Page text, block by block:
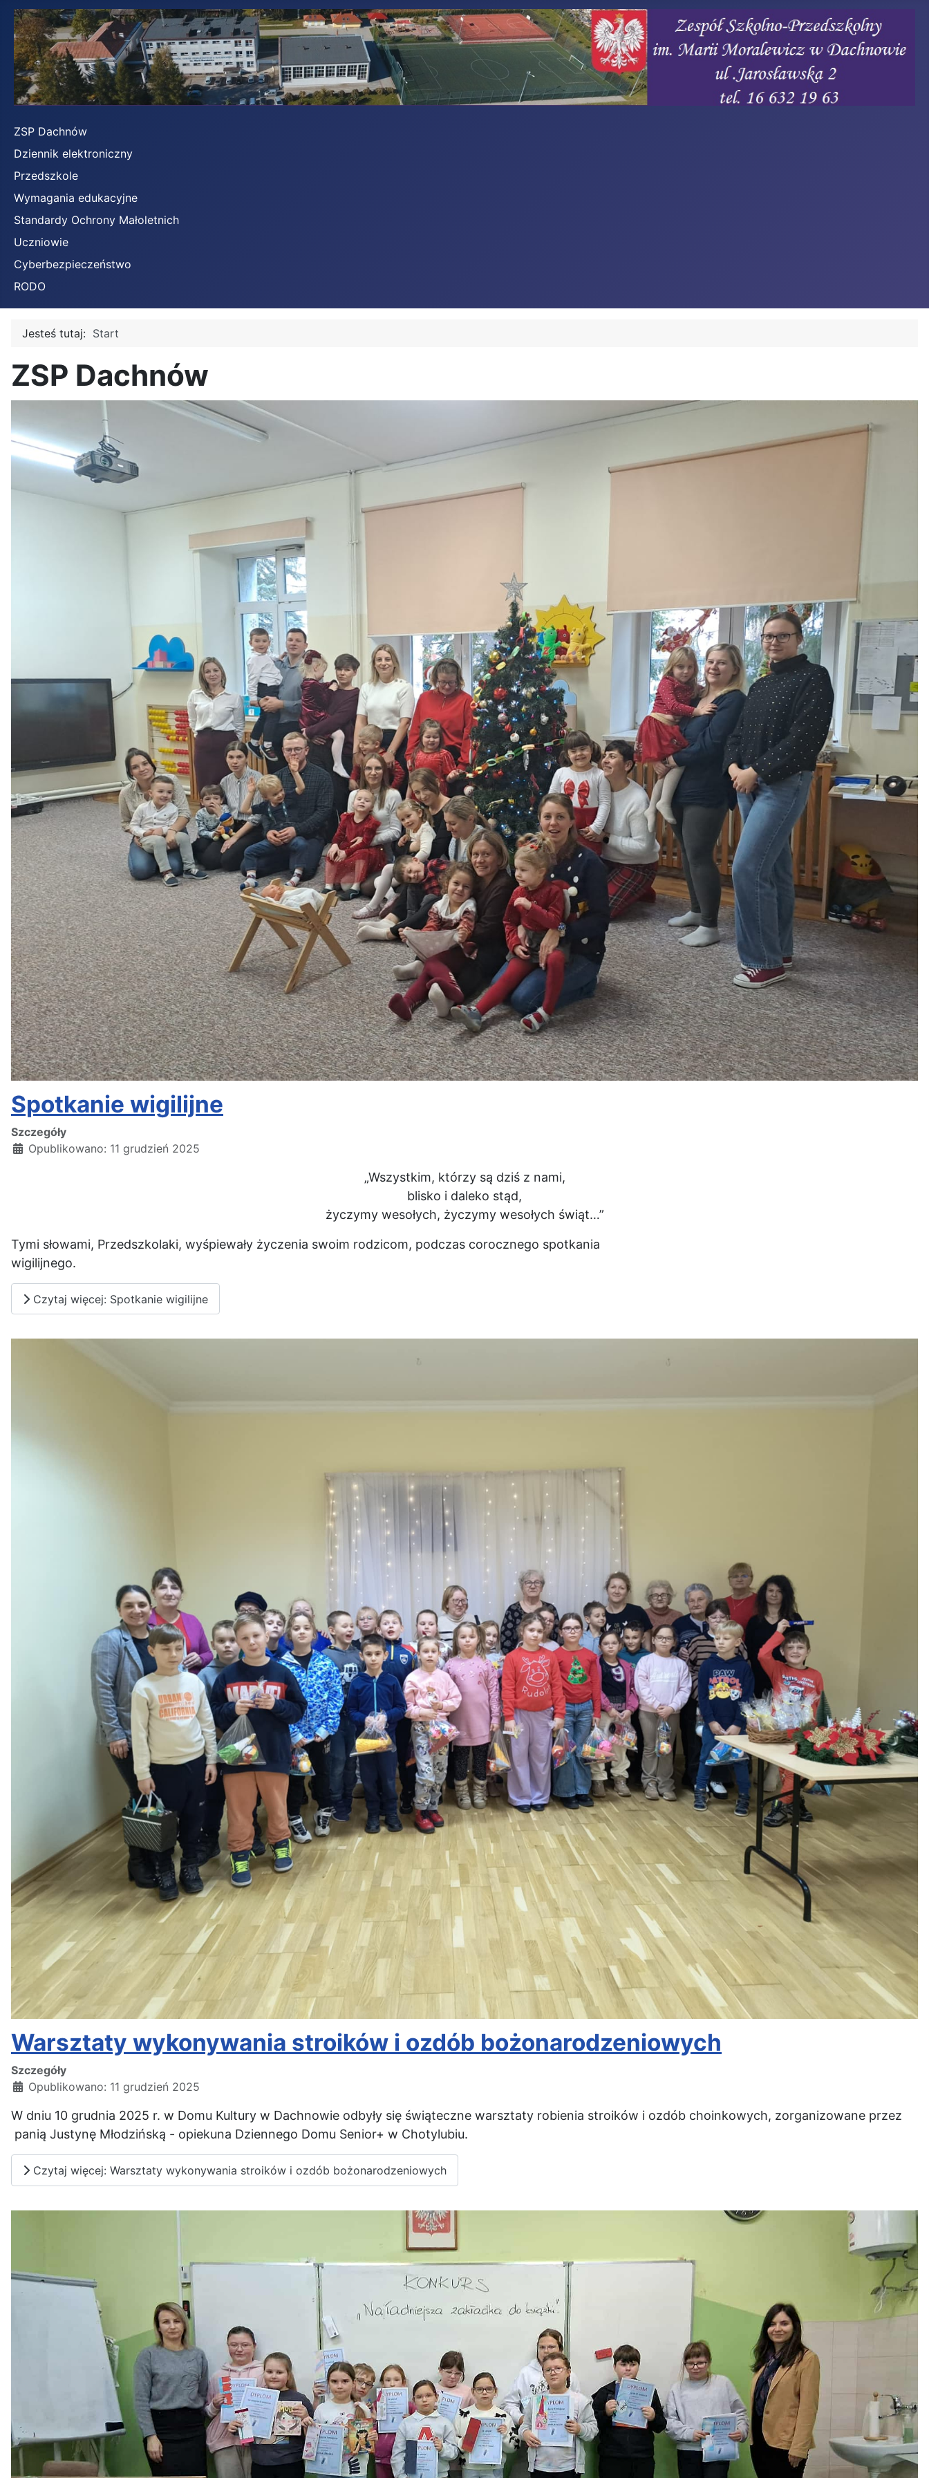
ZSP Dachnów
Dziennik elektroniczny
Przedszkole
Wymagania edukacyjne
Standardy Ochrony Małoletnich
Uczniowie
Cyberbezpieczeństwo
RODO
Jesteś tutaj: Start
ZSP Dachnów
Spotkanie wigilijne
Szczegóły
Opublikowano: 11 grudzień 2025
„Wszystkim, którzy są dziś z nami,
blisko i daleko stąd,
życzymy wesołych, życzymy wesołych świąt…”
Tymi słowami, Przedszkolaki, wyśpiewały życzenia swoim rodzicom, podczas corocznego spotkania
wigilijnego.
Czytaj więcej: Spotkanie wigilijne
Warsztaty wykonywania stroików i ozdób bożonarodzeniowych
Szczegóły
Opublikowano: 11 grudzień 2025
W dniu 10 grudnia 2025 r. w Domu Kultury w Dachnowie odbyły się świąteczne warsztaty robienia stroików i ozdób choinkowych, zorganizowane przez
panią Justynę Młodzińską - opiekuna Dziennego Domu Senior+ w Chotylubiu.
Czytaj więcej: Warsztaty wykonywania stroików i ozdób bożonarodzeniowych